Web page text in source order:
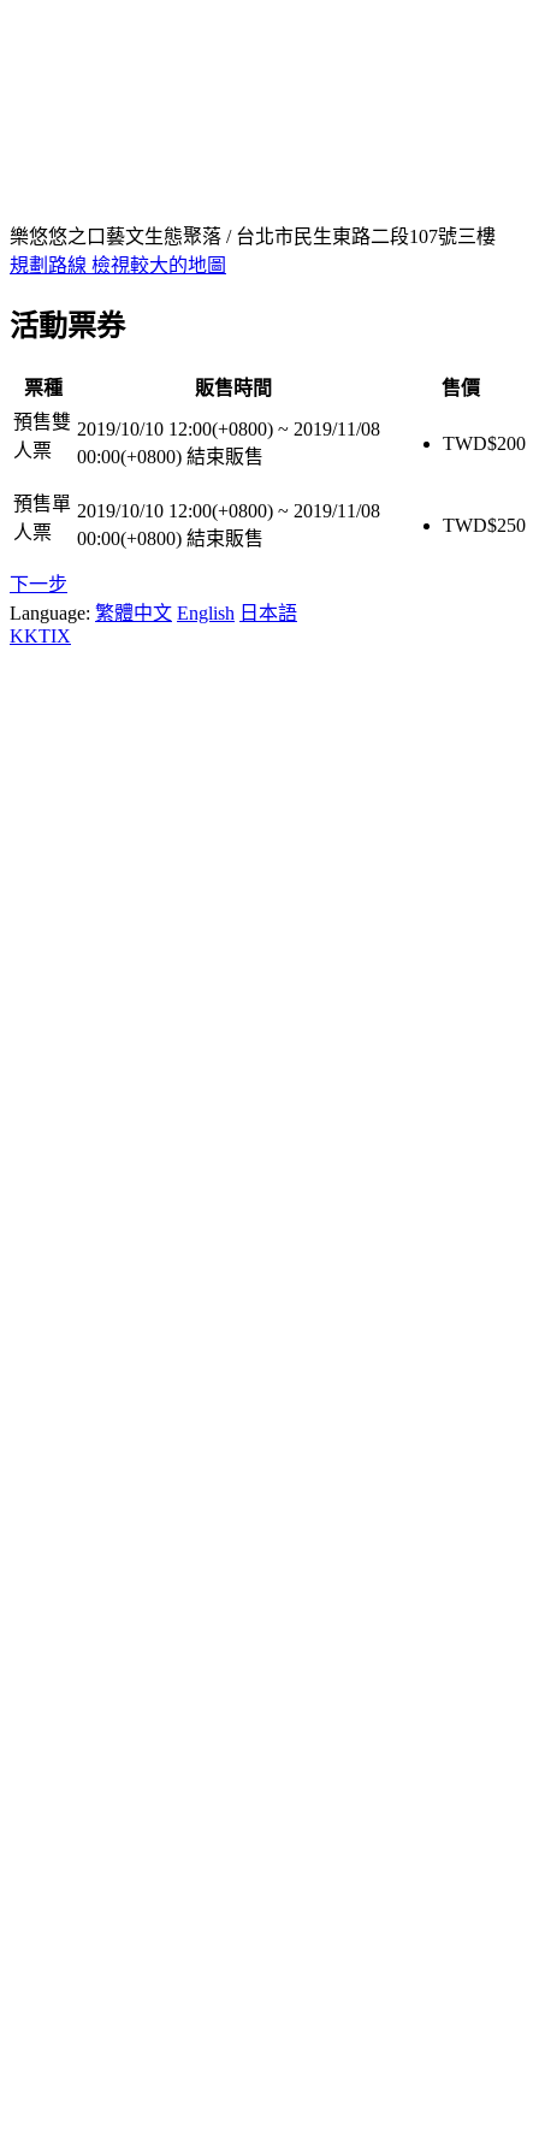
樂悠悠之口藝文生態聚落 / 台北市民生東路二段107號三樓
規劃路線 檢視較大的地圖
活動票券
票種 販售時間
售價
預售雙
人票
2019/10/10 12:00(+0800) ~ 2019/11/08
00:00(+0800) 結束販售
TWD$200
預售單
人票
2019/10/10 12:00(+0800) ~ 2019/11/08
00:00(+0800) 結束販售
TWD$250
下一步
Language: 繁體中文 English 日本語
KKTIX